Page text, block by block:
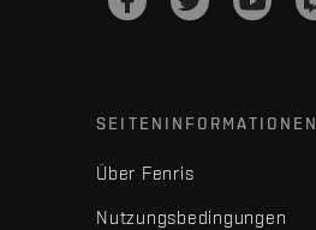
SEITENINFORMATIONEN
Über Fenris
Nutzungsbedingungen